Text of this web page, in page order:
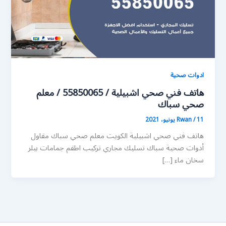
ادوات صحية
هاتف فني صحي اشبيلية / 55850065 / معلم
صحي سباك
Rwan/11 يونيو، 2021
هاتف فني صحي اشبيلية الكويت معلم صحي سباك مقاول
أدوات صحية سباك تسليك مجاري تركيب اطقم جمامات بيلر
سخان ماء […]